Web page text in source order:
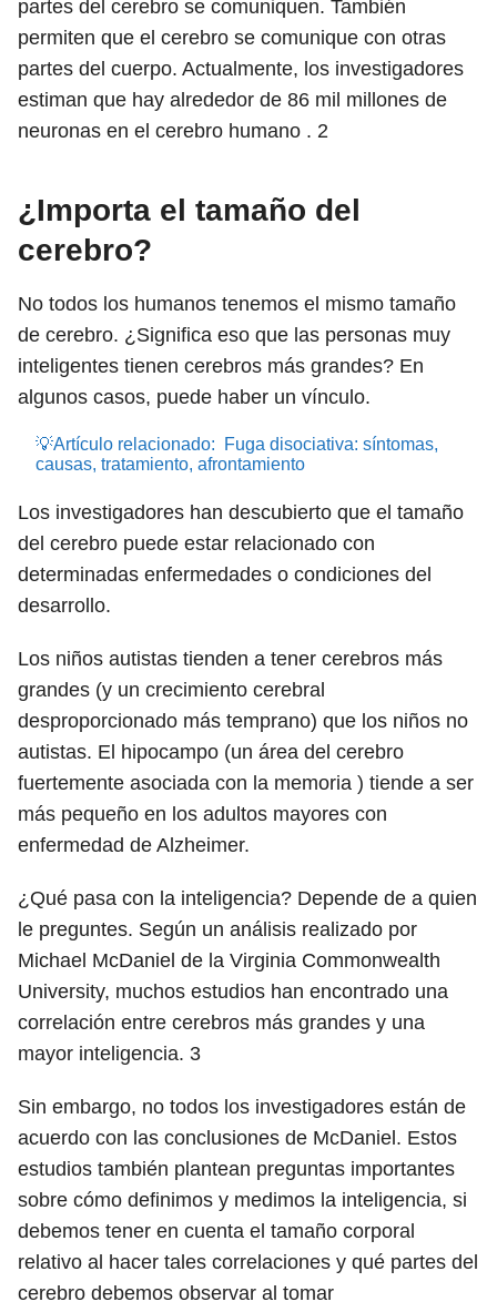
partes del cerebro se comuniquen. También
permiten que el cerebro se comunique con otras
partes del cuerpo. Actualmente, los investigadores
estiman que hay alrededor de 86 mil millones de
neuronas en el cerebro humano . 2
¿Importa el tamaño del
cerebro?
No todos los humanos tenemos el mismo tamaño
de cerebro. ¿Significa eso que las personas muy
inteligentes tienen cerebros más grandes? En
algunos casos, puede haber un vínculo.
💡Artículo relacionado:
Fuga disociativa: síntomas,
causas, tratamiento, afrontamiento
Los investigadores han descubierto que el tamaño
del cerebro puede estar relacionado con
determinadas enfermedades o condiciones del
desarrollo.
Los niños autistas tienden a tener cerebros más
grandes (y un crecimiento cerebral
desproporcionado más temprano) que los niños no
autistas. El hipocampo (un área del cerebro
fuertemente asociada con la memoria ) tiende a ser
más pequeño en los adultos mayores con
enfermedad de Alzheimer.
¿Qué pasa con la inteligencia? Depende de a quien
le preguntes. Según un análisis realizado por
Michael McDaniel de la Virginia Commonwealth
University, muchos estudios han encontrado una
correlación entre cerebros más grandes y una
mayor inteligencia. 3
Sin embargo, no todos los investigadores están de
acuerdo con las conclusiones de McDaniel. Estos
estudios también plantean preguntas importantes
sobre cómo definimos y medimos la inteligencia, si
debemos tener en cuenta el tamaño corporal
relativo al hacer tales correlaciones y qué partes del
cerebro debemos observar al tomar